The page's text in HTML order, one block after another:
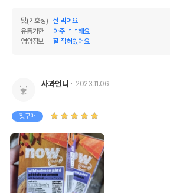
맛(기호성)
잘 먹어요
유통기한
아주 넉넉해요
영양정보
잘 적혀있어요
사과언니 2023.11.06
첫구매